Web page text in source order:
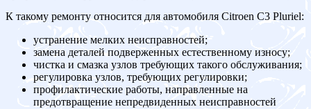
К такому ремонту относится для автомобиля Citroen C3 Pluriel:
устранение мелких неисправностей;
замена деталей подверженных естественному износу;
чистка и смазка узлов требующих такого обслуживания;
регулировка узлов, требующих регулировки;
профилактические работы, направленные на
предотвращение непредвиденных неисправностей